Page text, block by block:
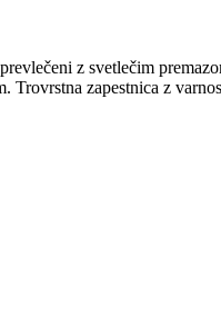
z svetlečim
Trovrstna zapestnica z